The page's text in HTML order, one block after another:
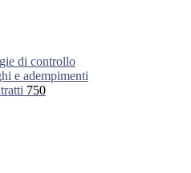
di controllo
e adempimenti
750